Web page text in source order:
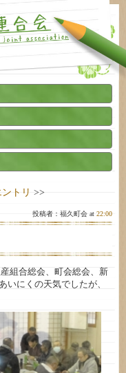
トリ >>
投稿者：福久町会 at22:00
組合総会、町会総会、新
いにくの天気でしたが、